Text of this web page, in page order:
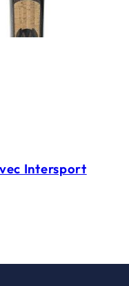
Intersport